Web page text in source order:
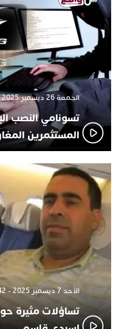
الجمعة 26 ديسمبر 2025 - 13:04
المستثمرين
الأحد 7 ديسمبر 2025 - 21:42
تساؤلات مثيرة